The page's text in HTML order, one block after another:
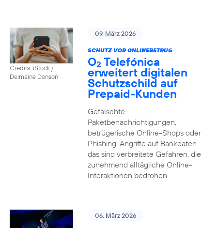
Credits: iStock /
Delmaine Donson
09. März 2026
SCHUTZ VOR ONLINEBETRUG
O2 Telefónica
erweitert digitalen
Schutzschild auf
Prepaid-Kunden
Gefälschte
Paketbenachrichtigungen,
betrügerische Online-Shops oder
Phishing-Angriffe auf Bankdaten -
das sind verbreitete Gefahren, die
zunehmend alltägliche Online-
Interaktionen bedrohen
06. März 2026